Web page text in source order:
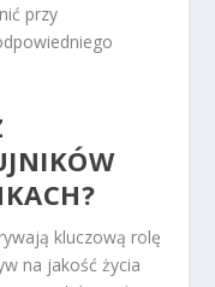
przy
kluczową rolę
na jakość życia